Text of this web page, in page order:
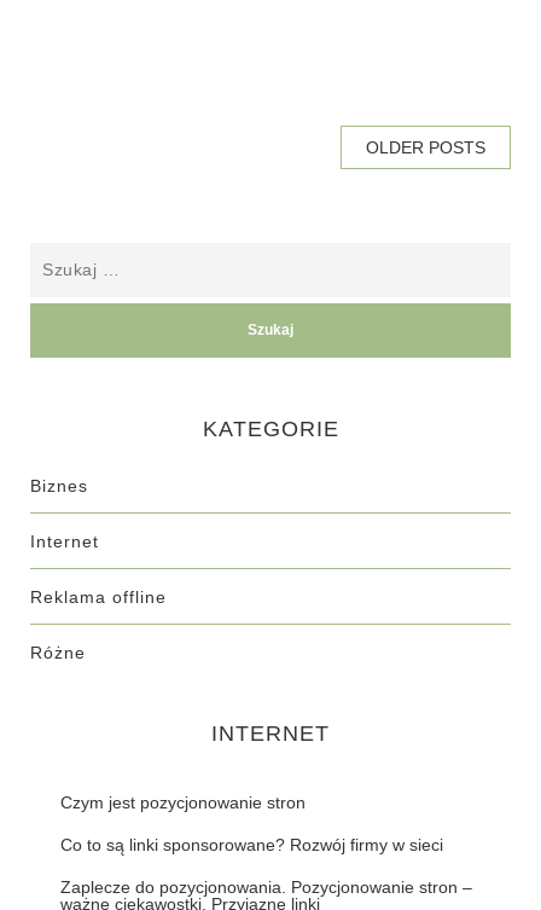
OLDER POSTS
KATEGORIE
Biznes
Internet
Reklama offline
Różne
INTERNET
Czym jest pozycjonowanie stron
Co to są linki sponsorowane? Rozwój firmy w sieci
Zaplecze do pozycjonowania. Pozycjonowanie stron –
ważne ciekawostki. Przyjazne linki